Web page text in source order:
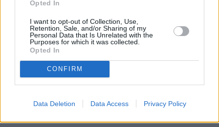
Opted In
I want to opt-out of Collection, Use,
Retention, Sale, and/or Sharing of my
Personal Data that Is Unrelated with the
Purposes for which it was collected.
Opted In
CONFIRM
Data Deletion Data Access Privacy Policy
O webu parabola.cz•O souborech cookies•
Dovolená u moře•Bazény